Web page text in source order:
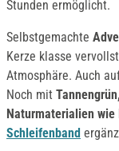
Stunden ermöglicht.
Selbstgemachte
Kerze klasse
Atmosphäre. Auch
Noch mit
Naturmaterialien wie
Schleifenband